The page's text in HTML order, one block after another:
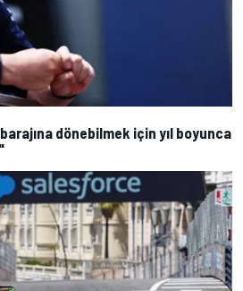
dönebilmek için yıl boyunca